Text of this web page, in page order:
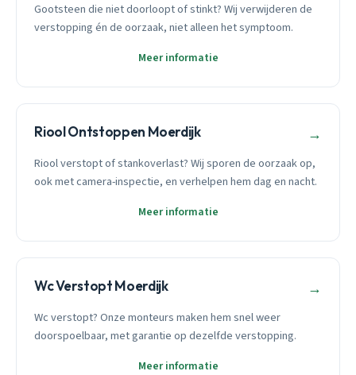
Gootsteen die niet doorloopt of stinkt? Wij verwijderen de
verstopping én de oorzaak, niet alleen het symptoom.
Meer informatie
Riool Ontstoppen Moerdijk →
Riool verstopt of stankoverlast? Wij sporen de oorzaak op,
ook met camera-inspectie, en verhelpen hem dag en nacht.
Meer informatie
Wc Verstopt Moerdijk →
Wc verstopt? Onze monteurs maken hem snel weer
doorspoelbaar, met garantie op dezelfde verstopping.
Meer informatie